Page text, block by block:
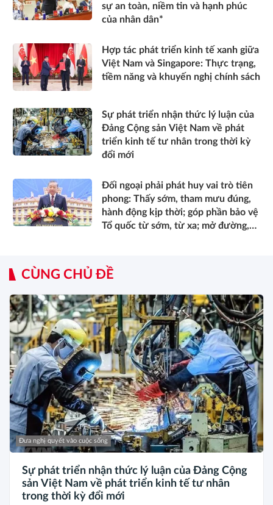
sự an toàn, niềm tin và hạnh phúc
của nhân dân*
Hợp tác phát triển kinh tế xanh giữa
Việt Nam và Singapore: Thực trạng,
tiềm năng và khuyến nghị chính sách
Sự phát triển nhận thức lý luận của
Đảng Cộng sản Việt Nam về phát
triển kinh tế tư nhân trong thời kỳ
đổi mới
Đối ngoại phải phát huy vai trò tiên
phong: Thấy sớm, tham mưu đúng,
hành động kịp thời; góp phần bảo vệ
Tổ quốc từ sớm, từ xa; mở đường,
CÙNG CHỦ ĐỀ
Đưa nghị quyết vào cuộc sống
Sự phát triển nhận thức lý luận của Đảng Cộng
sản Việt Nam về phát triển kinh tế tư nhân
trong thời kỳ đổi mới